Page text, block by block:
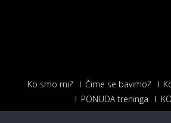
Ko smo mi? Čime se bavimo?
PONUDA treninga